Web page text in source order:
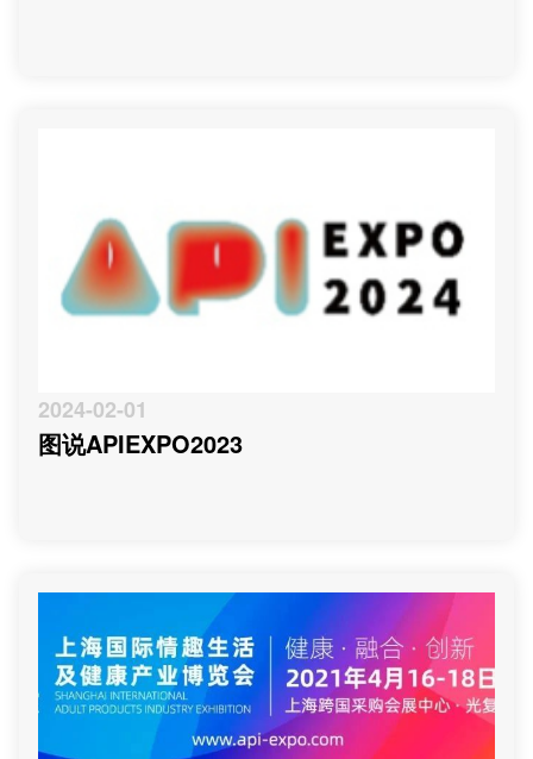
2024-02-01
图说APIEXPO2023